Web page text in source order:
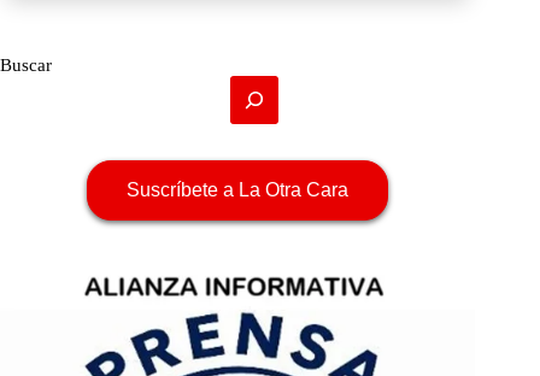
Buscar
Suscríbete a La Otra Cara